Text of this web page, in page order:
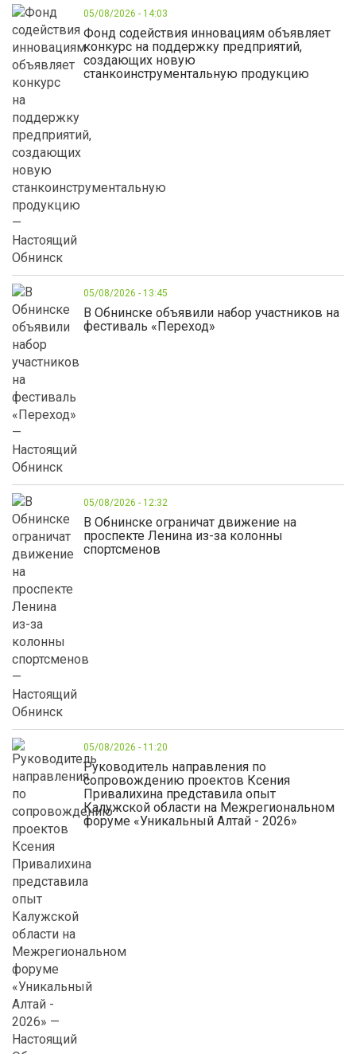
05/08/2026 - 14:03
Фонд содействия инновациям объявляет
конкурс на поддержку предприятий,
создающих новую
станкоинструментальную продукцию
05/08/2026 - 13:45
В Обнинске объявили набор участников на
фестиваль «Переход»
05/08/2026 - 12:32
В Обнинске ограничат движение на
проспекте Ленина из-за колонны
спортсменов
05/08/2026 - 11:20
Руководитель направления по
сопровождению проектов Ксения
Привалихина представила опыт
Калужской области на Межрегиональном
форуме «Уникальный Алтай - 2026»